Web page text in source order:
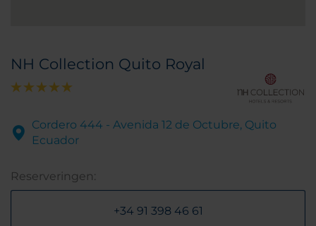
NH Collection Quito Royal
Cordero 444 - Avenida 12 de Octubre, Quito
Ecuador
Reserveringen:
+34 91 398 46 61